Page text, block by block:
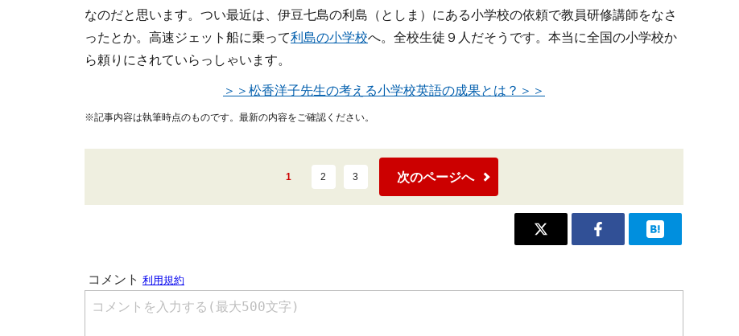
なのだと思います。つい最近は、伊豆七島の利島（としま）にある小学校の依頼で教員研修講師をなさ
ったとか。高速ジェット船に乗って利島の小学校へ。全校生徒９人だそうです。本当に全国の小学校か
ら頼りにされていらっしゃいます。
＞＞松香洋子先生の考える小学校英語の成果とは？＞＞
※記事内容は執筆時点のものです。最新の内容をご確認ください。
1 2 3 次のページへ